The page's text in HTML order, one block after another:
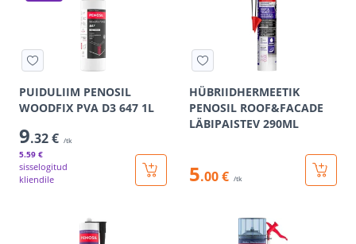
PUIDULIIM PENOSIL
WOODFIX PVA D3 647 1L
9.32 € /tk
5.59 €
sisselogitud
kliendile
HÜBRIIDHERMEETIK
PENOSIL ROOF&FACADE
LÄBIPAISTEV 290ML
5.00 € /tk